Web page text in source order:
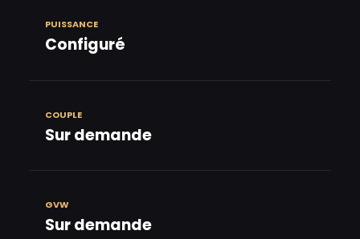
PUISSANCE
Configuré
COUPLE
Sur demande
GVW
Sur demande